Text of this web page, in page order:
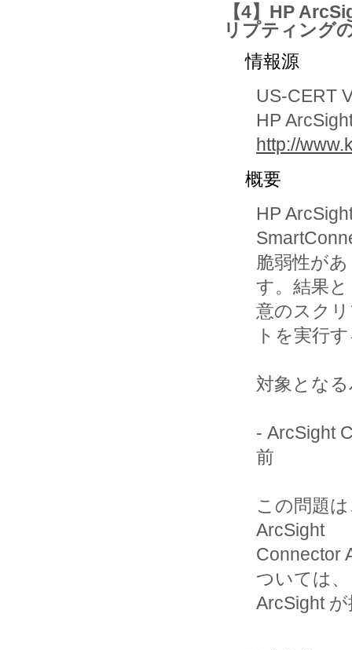
【4】HP
リプティング
情報源
US-CERT
HP
http://
概要
HP
脆弱性が
す。結果
意のスク
トを実行
対象とな
- ArcSight
前
この問題
ArcSight
Connector
ついては、
ArcSight